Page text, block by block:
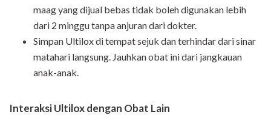
maag yang dijual bebas tidak boleh digunakan lebih
dari 2 minggu tanpa anjuran dari dokter.
Simpan Ultilox di tempat sejuk dan terhindar dari sinar
matahari langsung. Jauhkan obat ini dari jangkauan
anak-anak.
Interaksi Ultilox dengan Obat Lain